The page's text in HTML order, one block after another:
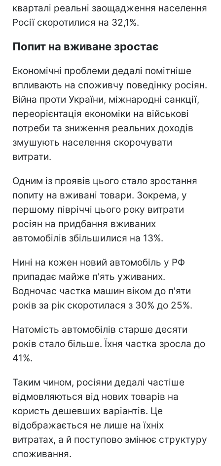
кварталі реальні заощадження населення
Росії скоротилися на 32,1%.
Попит на вживане зростає
Економічні проблеми дедалі помітніше
впливають на споживчу поведінку росіян.
Війна проти України, міжнародні санкції,
переорієнтація економіки на військові
потреби та зниження реальних доходів
змушують населення скорочувати
витрати.
Одним із проявів цього стало зростання
попиту на вживані товари. Зокрема, у
першому півріччі цього року витрати
росіян на придбання вживаних
автомобілів збільшилися на 13%.
Нині на кожен новий автомобіль у РФ
припадає майже п'ять уживаних.
Водночас частка машин віком до п'яти
років за рік скоротилася з 30% до 25%.
Натомість автомобілів старше десяти
років стало більше. Їхня частка зросла до
41%.
Таким чином, росіяни дедалі частіше
відмовляються від нових товарів на
користь дешевших варіантів. Це
відображається не лише на їхніх
витратах, а й поступово змінює структуру
споживання.